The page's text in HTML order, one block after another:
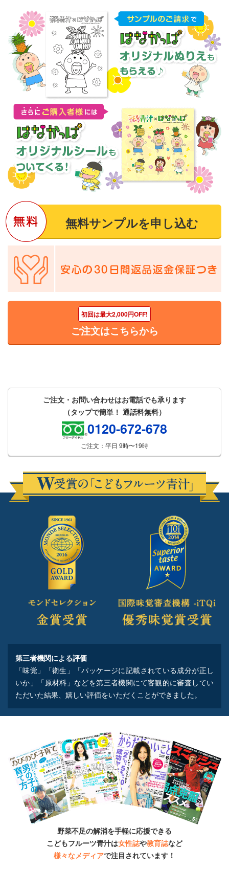
リピーター
2018年9月12日
★★★★☆ 利用歴：1年半〜2年未満
野菜不足が心配で飲み始めました。とても飲みやすいの
で、毎日牛乳に混ぜて飲んでいます。息子も娘もその日
の気分で、緑か赤を選ぶのが朝の習慣になりました。私
も美容のために、豆乳やヨーグルトに混ぜて毎日食して
います。とても調子が良いので、家族みんなでこれから
も続けようと思います！
リピーター リオお母さん
2018年9月15日
★★★★★
野菜不足が気になっており、はじめました。はじめは、
牛乳に混ぜて飲んでいましたが、最近はヨーグルトに混
ぜるのがお気に入りです。乳製品もあわせてとることが
でき、嬉しいです。味もよく、発送の頻度も調整でき、
ありがたいです。新しい黄色の味も楽しみです。
花菜ちゃんママ
汁を探していたらフルーツ青汁にたどり着き、試飲した
ら気に入ってまた飲みたいと言ってくれたので始めまし
電話で、スタッフの方に相談した時にすごく丁寧に
説明してくれて感じが良かったのでこの方から購入した
新規購入 ももんちゃん
2018年5月8日
★★★★☆ 利用歴：1ヶ月目
野菜嫌いの息子でも、フルーツ青汁は美味しい！と毎朝
欠かせません。青汁が飲めるならと、少しずつ野菜にも
チャレンジしています。
新規購入 みなみな
★★★★★ 利用歴：1ヶ月目
家族の野菜不足が気になり、子供でも飲める青汁を探し
ていると、こちらの商品にたどり着きました。 子供が
飲んでくれるか心配だったので、無料のサンプルがある
のが、すごくありがたかったです。サンプルもすぐに届
き、子供達も美味しいといって喜んだので、飲み始めま
バナナの香りが特にお気に入りのようで、毎日
欠かさず飲んでいます。
新規購入 sukuko
2018年1月29日
★★★★☆ 利用歴：1ヶ月目
お試しを注文し、さっそく2歳の子供に飲んでもらいま
無料サンプルを申し込む
初回は最大2,000円OFF!
ご注文はこちらから
ご注文・お問い合わせはお電話でも承ります
（タップで簡単！ 通話料無料）
0120-672-678
ご注文：平日 9時〜19時
第三者機関による評価
「味覚」「衛生」「パッケージに記載されている成分が正し
いか」「原材料」などを第三者機関にて客観的に審査してい
ただいた結果、嬉しい評価をいただくことができました。
野菜不足の解消を手軽に応援できる
こどもフルーツ青汁は女性誌や教育誌など
様々なメディアで注目されています！